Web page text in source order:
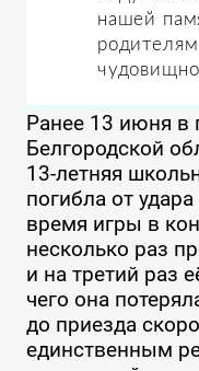
нашей
Ранее 13 июня в
Белгородской
13-летняя
погибла от
время игры в
несколько раз
и на третий раз
чего она
до приезда
единственным